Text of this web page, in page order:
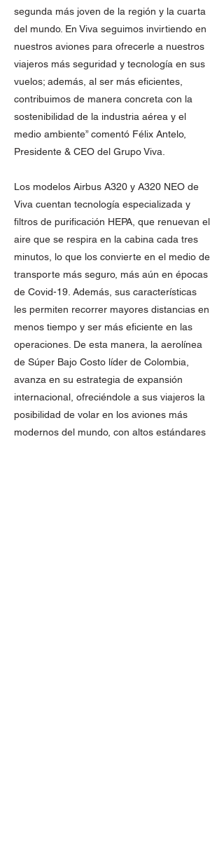
segunda más joven de la región y la cuarta
del mundo. En Viva seguimos invirtiendo en
nuestros aviones para ofrecerle a nuestros
viajeros más seguridad y tecnología en sus
vuelos; además, al ser más eficientes,
contribuimos de manera concreta con la
sostenibilidad de la industria aérea y el
medio ambiente” comentó Félix Antelo,
Presidente & CEO del Grupo Viva.
Los modelos Airbus A320 y A320 NEO de
Viva cuentan tecnología especializada y
filtros de purificación HEPA, que renuevan el
aire que se respira en la cabina cada tres
minutos, lo que los convierte en el medio de
transporte más seguro, más aún en épocas
de Covid-19. Además, sus características
les permiten recorrer mayores distancias en
menos tiempo y ser más eficiente en las
operaciones. De esta manera, la aerolínea
de Súper Bajo Costo líder de Colombia,
avanza en su estrategia de expansión
internacional, ofreciéndole a sus viajeros la
posibilidad de volar en los aviones más
modernos del mundo, con altos estándares